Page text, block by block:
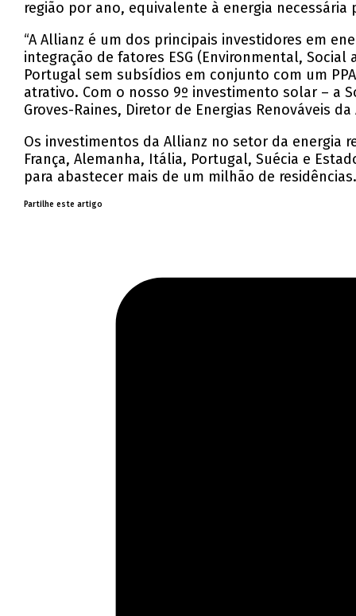
região por ano, equivalente à energia
“A Allianz é um dos principais investidores em
integração de fatores ESG (Environmental,
Portugal sem subsídios em conjunto com um
atrativo. Com o nosso 9º investimento solar – a
Groves-Raines, Diretor de Energias Renováveis
Os investimentos da Allianz no setor da energia
França, Alemanha, Itália, Portugal, Suécia e
para abastecer mais de um milhão de
Partilhe este artigo